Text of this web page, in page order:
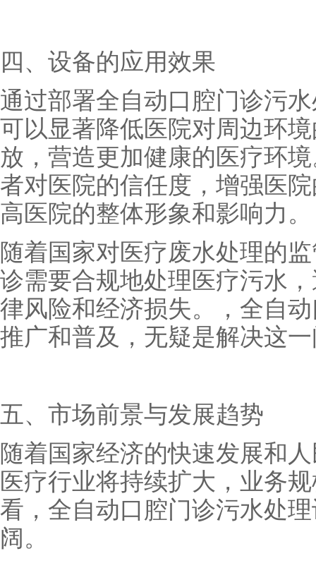
四、设备的应用效果
通过部署全自动口腔门诊污
可以显著降低医院对周边环
放，营造更加健康的医疗环
者对医院的信任度，增强医
高医院的整体形象和影响力。
随着国家对医疗废水处理的
诊需要合规地处理医疗污水
律风险和经济损失。，全自
推广和普及，无疑是解决这
五、市场前景与发展趋势
随着国家经济的快速发展和
医疗行业将持续扩大，业务
看，全自动口腔门诊污水处
阔。